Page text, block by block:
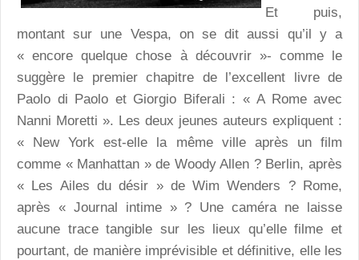
Et puis,
montant sur une Vespa, on se dit aussi qu’il y a
« encore quelque chose à découvrir »- comme le
suggère le premier chapitre de l’excellent livre de
Paolo di Paolo et Giorgio Biferali : « A Rome avec
Nanni Moretti ». Les deux jeunes auteurs expliquent :
« New York est-elle la même ville après un film
comme « Manhattan » de Woody Allen ? Berlin, après
« Les Ailes du désir » de Wim Wenders ? Rome,
après « Journal intime » ? Une caméra ne laisse
aucune trace tangible sur les lieux qu’elle filme et
pourtant, de manière imprévisible et définitive, elle les